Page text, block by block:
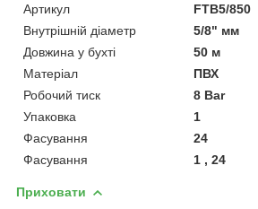
Артикул
FTB5/850
Внутрішній діаметр
5/8" мм
Довжина у бухті
50 м
Матеріал
ПВХ
Робочий тиск
8 Bar
Упаковка
1
Фасування
24
Фасування
1 , 24
Приховати